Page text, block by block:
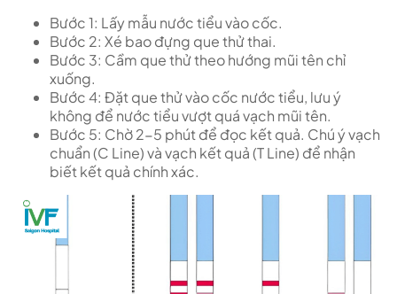
Bước 1: Lấy mẫu nước tiểu vào cốc.
Bước 2: Xé bao đựng que thử thai.
Bước 3: Cầm que thử theo hướng mũi tên chỉ
xuống.
Bước 4: Đặt que thử vào cốc nước tiểu, lưu ý
không để nước tiểu vượt quá vạch mũi tên.
Bước 5: Chờ 2-5 phút để đọc kết quả. Chú ý vạch
chuẩn (C Line) và vạch kết quả (T Line) để nhận
biết kết quả chính xác.